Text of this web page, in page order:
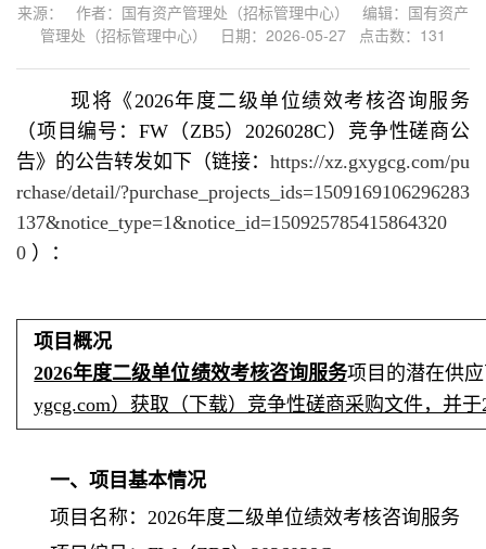
来源： 作者：国有资产管理处（招标管理中心） 编辑：国有资产
管理处（招标管理中心） 日期：2026-05-27 点击数： 131
现将《2026年度二级单位绩效考核咨询服务
（项目编号：FW（ZB5）2026028C）竞争性磋商公
告》的公告转发如下（链接： https://xz.gxygcg.com/pu
rchase/detail/?purchase_projects_ids=1509169106296283
137&notice_type=1&notice_id=150925785415864320
0 ）：
项目概况
2026年度二级单位绩效考核咨询服务项目的潜在供
ygcg.com）获取（下载）竞争性磋商采购文件，并于
一、项目基本情况
项目名称：2026年度二级单位绩效考核咨询服务